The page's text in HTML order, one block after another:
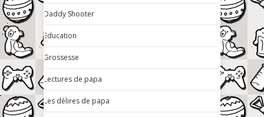
Daddy Shooter
Education
Grossesse
Lectures de papa
Les délires de papa